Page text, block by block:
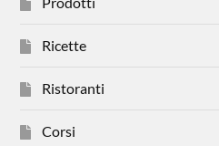
Ricette
Ristoranti
Corsi